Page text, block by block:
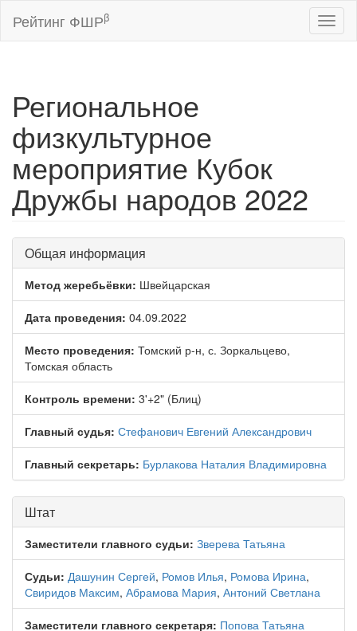
Рейтинг ФШРβ
Региональное
физкультурное
мероприятие Кубок
Дружбы народов 2022
Общая информация
Метод жеребьёвки: Швейцарская
Дата проведения: 04.09.2022
Место проведения: Томский р-н, с. Зоркальцево,
Томская область
Контроль времени: 3'+2" (Блиц)
Главный судья: Стефанович Евгений Александрович
Главный секретарь: Бурлакова Наталия Владимировна
Штат
Заместители главного судьи: Зверева Татьяна
Судьи: Дашунин Сергей, Ромов Илья, Ромова Ирина,
Свиридов Максим, Абрамова Мария, Антоний Светлана
Заместители главного секретаря: Попова Татьяна